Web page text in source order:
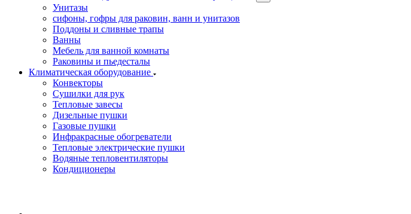
Унитазы
сифоны, гофры для раковин, ванн и унитазов
Поддоны и сливные трапы
Ванны
Мебель для ванной комнаты
Раковины и пьедесталы
Климатическая оборудование
Конвекторы
Сушилки для рук
Тепловые завесы
Дизельные пушки
Газовые пушки
Инфракрасные обогреватели
Тепловые электрические пушки
Водяные тепловентиляторы
Кондиционеры